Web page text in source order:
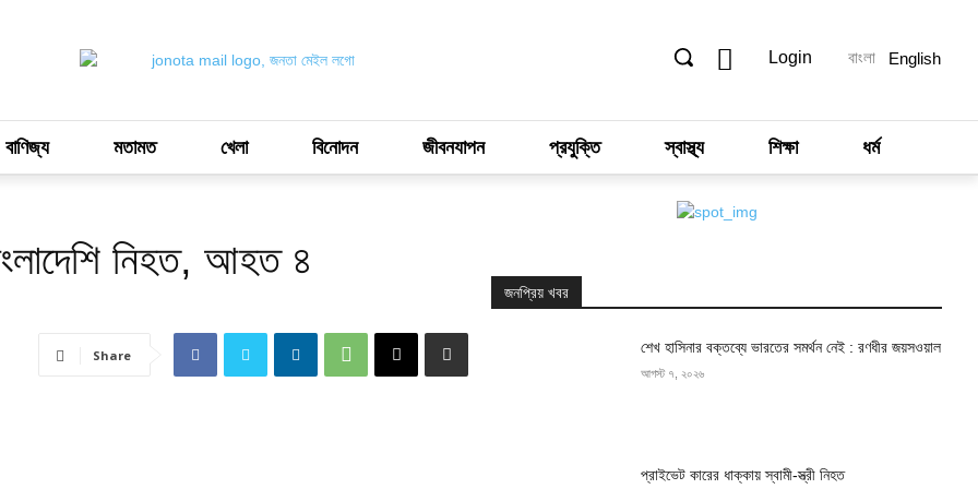
Login বাংলা English
মতামত খেলা বিনোদন জীবনযাপন প্রযুক্তি স্বাস্থ্য শিক্ষা ধর্ম
নিহত, আহত ৪
Share
জনপ্রিয় খবর
শেখ হাসিনার বক্তব্যে ভারতের সমর্থন নেই : রণধীর জয়সওয়াল
আগস্ট ৭, ২০২৬
প্রাইভেট কারের ধাক্কায় স্বামী-স্ত্রী নিহত